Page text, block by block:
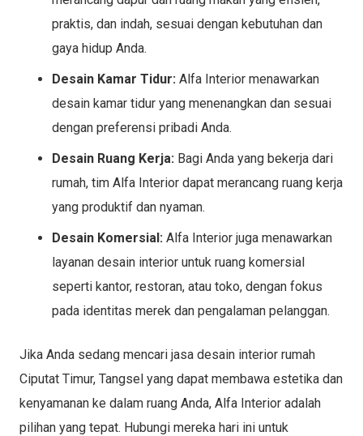
praktis, dan indah, sesuai dengan kebutuhan dan
gaya hidup Anda.
Desain Kamar Tidur: Alfa Interior menawarkan
desain kamar tidur yang menenangkan dan sesuai
dengan preferensi pribadi Anda.
Desain Ruang Kerja: Bagi Anda yang bekerja dari
rumah, tim Alfa Interior dapat merancang ruang kerja
yang produktif dan nyaman.
Desain Komersial: Alfa Interior juga menawarkan
layanan desain interior untuk ruang komersial
seperti kantor, restoran, atau toko, dengan fokus
pada identitas merek dan pengalaman pelanggan.
Jika Anda sedang mencari jasa desain interior rumah
Ciputat Timur, Tangsel yang dapat membawa estetika dan
kenyamanan ke dalam ruang Anda, Alfa Interior adalah
pilihan yang tepat. Hubungi mereka hari ini untuk